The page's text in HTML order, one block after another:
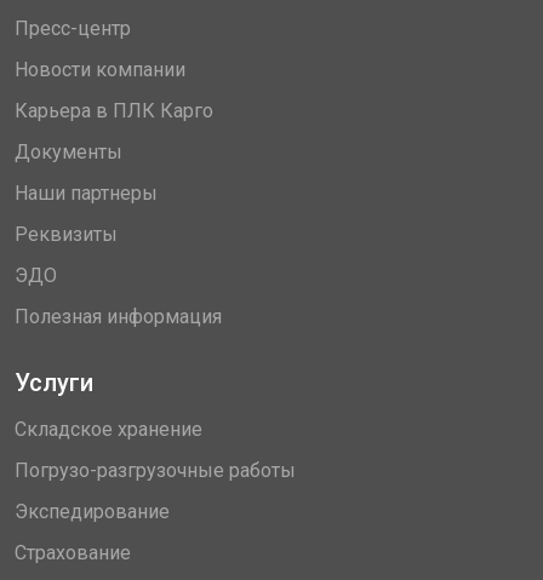
Пресс-центр
Новости компании
Карьера в ПЛК Карго
Документы
Наши партнеры
Реквизиты
ЭДО
Полезная информация
Услуги
Складское хранение
Погрузо-разгрузочные работы
Экспедирование
Страхование